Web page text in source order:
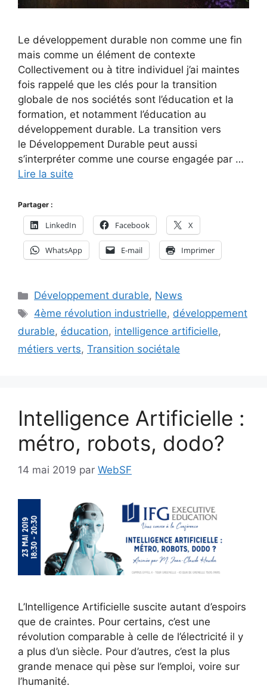
Le développement durable non comme une fin
mais comme un élément de contexte
Collectivement ou à titre individuel j’ai maintes
fois rappelé que les clés pour la transition
globale de nos sociétés sont l’éducation et la
formation, et notamment l’éducation au
développement durable. La transition vers
le Développement Durable peut aussi
s’interpréter comme une course engagée par …
Lire la suite
Partager :
LinkedIn Facebook X
WhatsApp E-mail Imprimer
Catégories
Développement durable, News
Étiquettes
4ème révolution industrielle, développement
durable, éducation, intelligence artificielle,
métiers verts, Transition sociétale
Intelligence Artificielle :
métro, robots, dodo?
14 mai 2019 par WebSF
L’Intelligence Artificielle suscite autant d’espoirs
que de craintes. Pour certains, c’est une
révolution comparable à celle de l’électricité il y
a plus d’un siècle. Pour d’autres, c’est la plus
grande menace qui pèse sur l’emploi, voire sur
l’humanité.